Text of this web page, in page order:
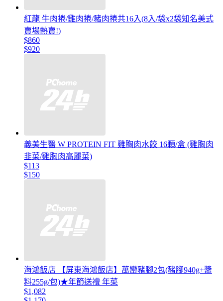
紅龍 牛肉捲/雞肉捲/豬肉捲共16入(8入/袋x2袋知名美式
賣場熱賣!)
$860
$920
義美生醫 W PROTEIN FIT 雞胸肉水餃 16顆/盒 (雞胸肉
韭菜/雞胸肉高麗菜)
$113
$150
海鴻飯店 【屏東海鴻飯店】萬巒豬腳2包(豬腳940g+醬
料255g/包)★年節送禮 年菜
$1,082